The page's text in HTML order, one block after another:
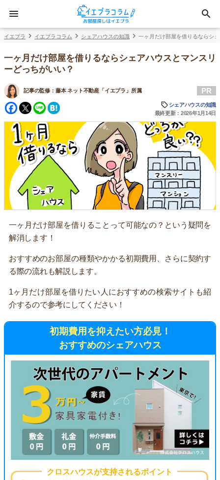
イエプラ イエプラコラム シェアハウスの知識 一ヶ月だけ部屋を借りるならシ
一ヶ月だけ部屋を借りるならシェアハウスとマンスリ
ーどっちがいい？
記事の監修： 藤本 ネット不動産「イエプラ」所属
Facebook
Twitter
Line
PR
シェアハウスの知識
最終更新：2026年1月14日
一ヶ月だけ部屋を借りることって可能なの？という疑問を
解消します！
おすすめのお部屋の種類やかかる初期費用、さらに契約す
る際の流れも解説します。
1ヶ月だけ部屋を借りたい人におすすめの検索サイトも紹
介するので参考にしてください！
初期費用を抑えたい方必見！
おすすめのシェアハウス
クロスハウスが支持されるポイント